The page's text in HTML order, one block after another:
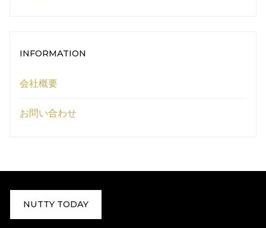
INFORMATION
会社概要
お問い合わせ
NUTTY TODAY